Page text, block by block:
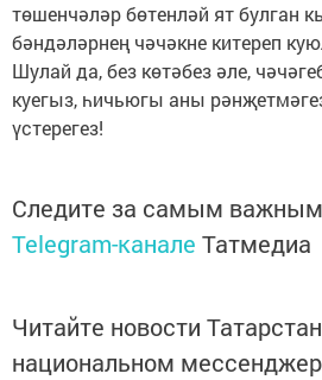
төшенчәләр бөтенләй ят булган
бәндәләрнең чәчәкне китереп
Шулай да, без көтәбез әле,
куегыз, һичьюгы аны
үстерегез!
Следите за самым
Telegram-канале Татмедиа
Читайте новости
национальном